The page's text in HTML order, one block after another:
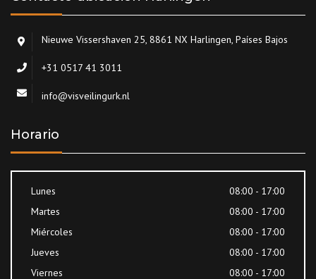
Nieuwe Vissershaven 25, 8861 NX Harlingen, Países Bajos
+31 0517 41 3011
info@visveilingurk.nl
Horario
Lunes
08:00 - 17:00
Martes
08:00 - 17:00
Miércoles
08:00 - 17:00
Jueves
08:00 - 17:00
Viernes
08:00 - 17:00